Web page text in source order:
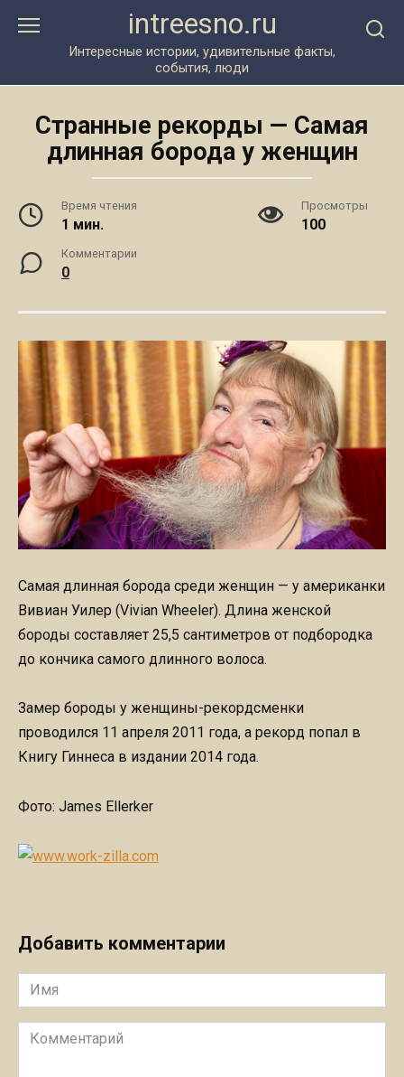
intreesno.ru
Интересные истории, удивительные факты,
события, люди
Странные рекорды — Самая
длинная борода у женщин
Время чтения
1 мин.
Просмотры
100
Комментарии
0
Самая длинная борода среди женщин — у американки
Вивиан Уилер (Vivian Wheeler). Длина женской
бороды составляет 25,5 сантиметров от подбородка
до кончика самого длинного волоса.
Замер бороды у женщины-рекордсменки
проводился 11 апреля 2011 года, а рекорд попал в
Книгу Гиннеса в издании 2014 года.
Фото: James Ellerker
Добавить комментарии
Имя
Комментарий